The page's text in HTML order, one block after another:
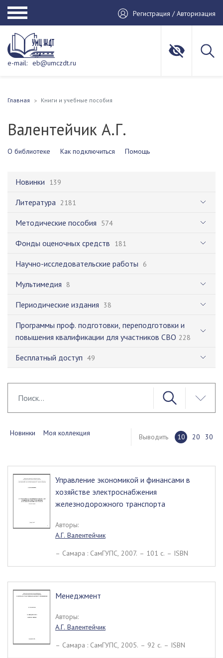
Регистрация / Авторизация
e-mail: eb@umczdt.ru
Главная Книги и учебные пособия
Валентейчик А.Г.
О библиотеке Как подключиться Помощь
Новинки 139
Литература 2181
Методические пособия 574
Фонды оценочных средств 181
Научно-исследовательские работы 6
Мультимедия 8
Периодические издания 38
Программы проф. подготовки, переподготовки и
повышения квалификации для участников СВО 228
Бесплатный доступ 49
Новинки Моя коллекция Выводить 10 20 30
Управление экономикой и финансами в
хозяйстве электроснабжения
железнодорожного транспорта
Авторы:
А.Г. Валентейчик
– Самара : СамГУПС, 2007. – 101 c. – ISBN
Менеджмент
Авторы:
А.Г. Валентейчик
– Самара : СамГУПС, 2005. – 92 c. – ISBN